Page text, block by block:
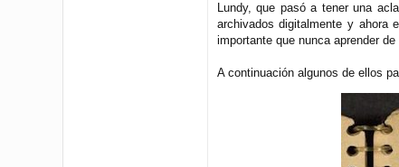
Lundy, que pasó a tener una
archivados digitalmente y ahora
importante que nunca aprender
A continuación algunos de ellos